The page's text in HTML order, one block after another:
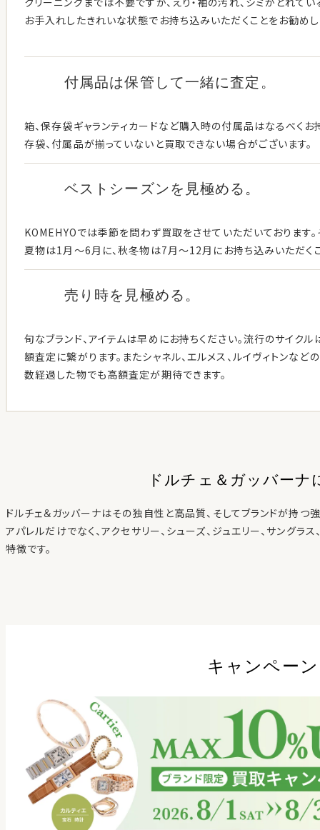
お手入れしたきれいな状態でお持ち込みいただくことをお勧めし
付属品は保管して一緒に査定。
箱、保存袋ギャランティカードなど購入時の付属品はなるべくお
存袋、付属品が揃っていないと買取できない場合がございます。
ベストシーズンを見極める。
KOMEHYOでは季節を問わず買取をさせていただいております
夏物は1月〜6月に、秋冬物は7月〜12月にお持ち込みいただく
売り時を見極める。
旬なブランド、アイテムは早めにお持ちください。流行のサイク
額査定に繋がります。またシャネル、エルメス、ルイヴィトンなど
数経過した物でも高額査定が期待できます。
ドルチェ＆ガッバーナ
ドルチェ＆ガッバーナはその独自性と高品質、そしてブランドが持つ
アパレルだけでなく、アクセサリー、シューズ、ジュエリー、サングラ
特徴です。
キャンペーン